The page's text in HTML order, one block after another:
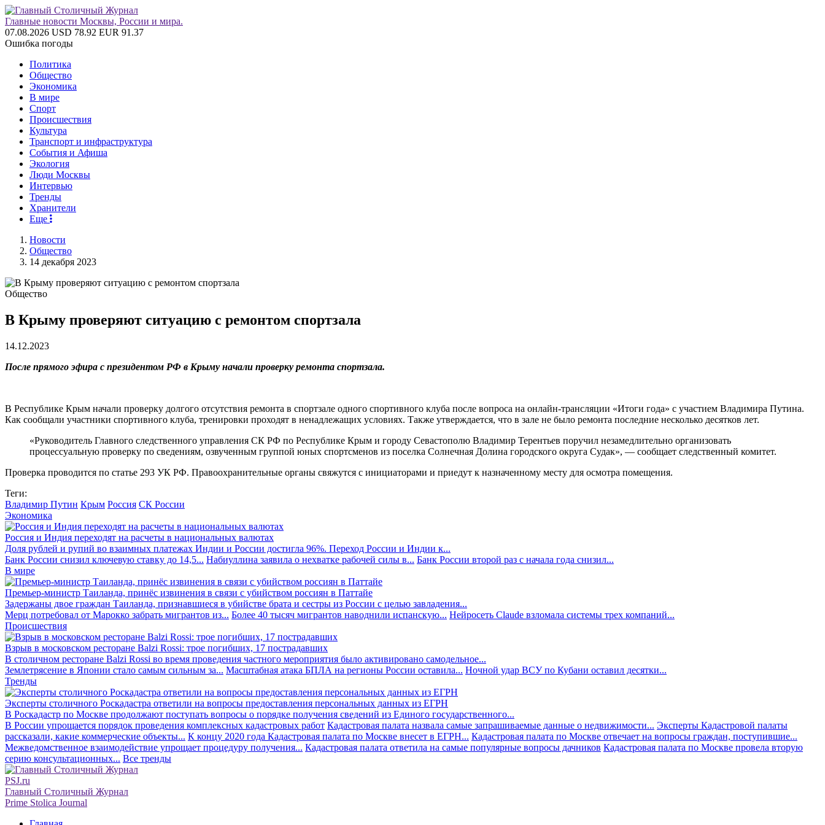
Главные новости Москвы, России и мира.
07.08.2026 USD 78.92 EUR 91.37
Ошибка погоды
Политика
Общество
Экономика
В мире
Спорт
Происшествия
Культура
Транспорт и инфраструктура
События и Афиша
Экология
Люди Москвы
Интервью
Тренды
Хранители
Еще
Новости
Общество
14 декабря 2023
Общество
В Крыму проверяют ситуацию с ремонтом спортзала
14.12.2023
После прямого эфира с президентом РФ в Крыму начали проверку ремонта спортзала.
В Республике Крым начали проверку долгого отсутствия ремонта в спортзале одного спортивного клуба после вопроса на онлайн-трансляции «Итоги года» с участием Владимира Путина.
Как сообщали участники спортивного клуба, тренировки проходят в ненадлежащих условиях. Также утверждается, что в зале не было ремонта последние несколько десятков лет.
«Руководитель Главного следственного управления СК РФ по Республике Крым и городу Севастополю Владимир Терентьев поручил незамедлительно организовать
процессуальную проверку по сведениям, озвученным группой юных спортсменов из поселка Солнечная Долина городского округа Судак», — сообщает следственный комитет.
Проверка проводится по статье 293 УК РФ. Правоохранительные органы свяжутся с инициаторами и приедут к назначенному месту для осмотра помещения.
Теги:
Владимир Путин Крым Россия СК России
Экономика
Россия и Индия переходят на расчеты в национальных валютах
Доля рублей и рупий во взаимных платежах Индии и России достигла 96%. Переход России и Индии к...
Банк России снизил ключевую ставку до 14,5... Набиуллина заявила о нехватке рабочей силы в... Банк России второй раз с начала года снизил...
В мире
Премьер-министр Таиланда, принёс извинения в связи с убийством россиян в Паттайе
Задержаны двое граждан Таиланда, признавшиеся в убийстве брата и сестры из России с целью завладения...
Мерц потребовал от Марокко забрать мигрантов из... Более 40 тысяч мигрантов наводнили испанскую... Нейросеть Claude взломала системы трех компаний...
Происшествия
Взрыв в московском ресторане Balzi Rossi: трое погибших, 17 пострадавших
В столичном ресторане Balzi Rossi во время проведения частного мероприятия было активировано самодельное...
Землетрясение в Японии стало самым сильным за... Масштабная атака БПЛА на регионы России оставила... Ночной удар ВСУ по Кубани оставил десятки...
Тренды
Эксперты столичного Роскадастра ответили на вопросы предоставления персональных данных из ЕГРН
В Роскадастр по Москве продолжают поступать вопросы о порядке получения сведений из Единого государственного...
В России упрощается порядок проведения комплексных кадастровых работ Кадастровая палата назвала самые запрашиваемые данные о недвижимости... Эксперты Кадастровой палаты
рассказали, какие коммерческие объекты... К концу 2020 года Кадастровая палата по Москве внесет в ЕГРН... Кадастровая палата по Москве отвечает на вопросы граждан, поступившие...
Межведомственное взаимодействие упрощает процедуру получения... Кадастровая палата ответила на самые популярные вопросы дачников Кадастровая палата по Москве провела вторую
серию консультационных... Все тренды
PSJ.ru
Главный Столичный Журнал
Prime Stolica Journal